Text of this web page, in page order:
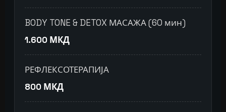
BODY TONE & DETOX МАСАЖА (60 мин)
1.600 МКД
РЕФЛЕКСОТЕРАПИЈА
800 МКД